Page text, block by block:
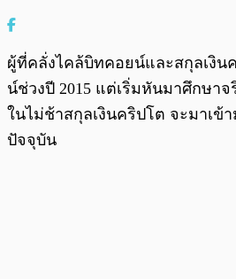
ผู้ที่คลั่งไคล้บิทคอยน์และสกุลเงิน
น์ช่วงปี 2015 แต่เริ่มหันมาศึกษาจ
ในไม่ช้าสกุลเงินคริปโต จะมาเข้
ปัจจุบัน